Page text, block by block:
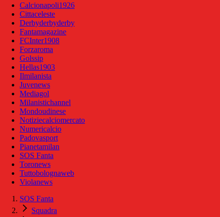
Calcionapoli1926
Cittaceleste
Derbyderbyderby
Fantamagazine
FCInter1908
Forzaroma
Golssip
Hellas1903
Ilmilanista
Juvenews
Mediagol
Milanistichannel
Mondoudinese
Notiziecalciomercato
Numericalcio
Padovasport
Pianetamilan
SOS Fanta
Toronews
Tuttobolognaweb
Violanews
SOS Fanta
Squadra